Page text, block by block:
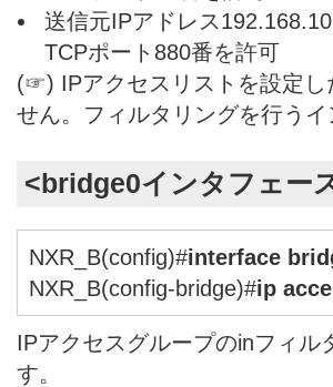
送信元IPアドレス
TCPポート880番を許可
(☞) IPアクセスリストを設定し
せん。フィルタリングを行う
< bridge0インタフェー
NXR_B(config)#interface
NXR_B(config-bridge)#ip
IPアクセスグループのinフィ
す。